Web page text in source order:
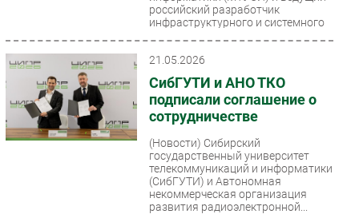
российский разработчик
инфраструктурного и системного
21.05.2026
СибГУТИ и АНО ТКО
подписали соглашение о
сотрудничестве
(Новости) Сибирский
государственный университет
телекоммуникаций и информатики
(СибГУТИ) и Автономная
некоммерческая организация
развития радиоэлектронной...